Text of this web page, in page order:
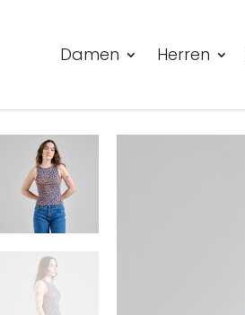
Damen Herren